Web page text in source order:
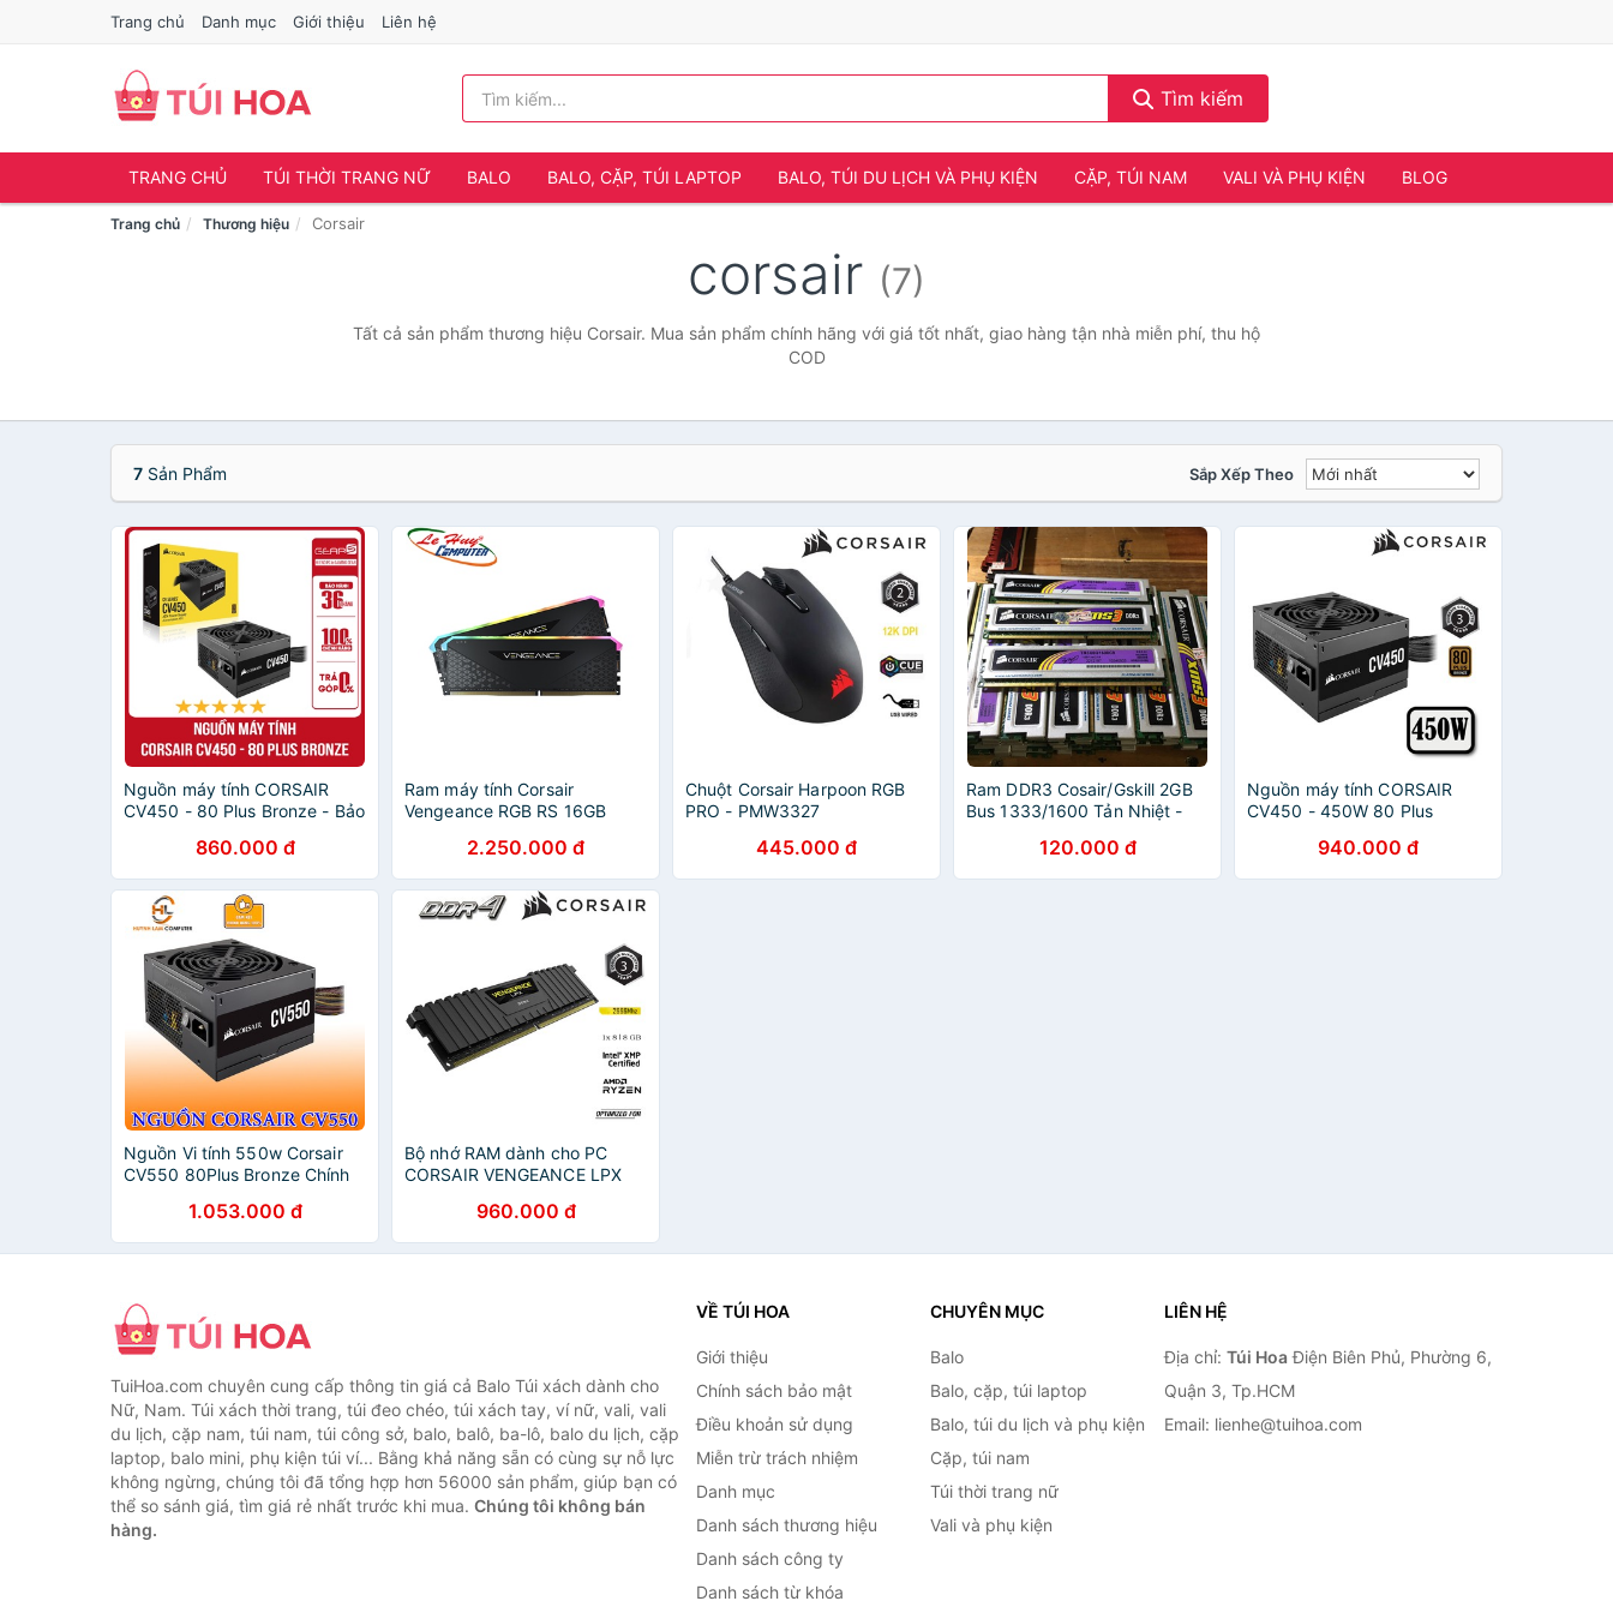
Trang chủ Danh mục Giới thiệu Liên hệ
Tìm kiếm
TRANG CHỦ TÚI THỜI TRANG NỮ BALO BALO, CẶP, TÚI LAPTOP BALO, TÚI DU LỊCH VÀ PHỤ KIỆN CẶP, TÚI NAM VALI VÀ PHỤ KIỆN BLOG
Trang chủ Thương hiệu Corsair
corsair (7)
Tất cả sản phẩm thương hiệu Corsair. Mua sản phẩm chính hãng với giá tốt nhất, giao hàng tận nhà miễn phí, thu hộ
COD
7 Sản Phẩm Sắp Xếp Theo
Nguồn máy tính CORSAIR
CV450 - 80 Plus Bronze - Bảo
860.000 đ
Ram máy tính Corsair
Vengeance RGB RS 16GB
CMG16GX4M2E3200C16
2.250.000 đ
Chuột Corsair Harpoon RGB
PRO - PMW3327
445.000 đ
Ram DDR3 Cosair/Gskill 2GB
Bus 1333/1600 Tản Nhiệt -
Tính Bắc Hải120.000 đ
Nguồn máy tính CORSAIR
CV450 - 450W 80 Plus
940.000 đ
Nguồn Vi tính 550w Corsair
CV550 80Plus Bronze Chính
1.053.000 đ
Bộ nhớ RAM dành cho PC
CORSAIR VENGEANCE LPX
8GB DDR4 Buss 2666 MHz
960.000 đ
TuiHoa.com chuyên cung cấp thông tin giá cả Balo Túi xách dành cho
Nữ, Nam. Túi xách thời trang, túi đeo chéo, túi xách tay, ví nữ, vali, vali
du lịch, cặp nam, túi nam, túi công sở, balo, balô, ba-lô, balo du lịch, cặp
laptop, balo mini, phụ kiện túi ví... Bằng khả năng sẵn có cùng sự nỗ lực
không ngừng, chúng tôi đã tổng hợp hơn 56000 sản phẩm, giúp bạn có
thể so sánh giá, tìm giá rẻ nhất trước khi mua. Chúng tôi không bán
hàng.
VỀ TÚI HOA
Giới thiệu
Chính sách bảo mật
Điều khoản sử dụng
Miễn trừ trách nhiệm
Danh mục
Danh sách thương hiệu
Danh sách công ty
Danh sách từ khóa
CHUYÊN MỤC
Balo
Balo, cặp, túi laptop
Balo, túi du lịch và phụ kiện
Cặp, túi nam
Túi thời trang nữ
Vali và phụ kiện
LIÊN HỆ
Địa chỉ: Túi HoaĐiện Biên Phủ, Phường 6,
Quận 3, Tp.HCM
Email: lienhe@tuihoa.com